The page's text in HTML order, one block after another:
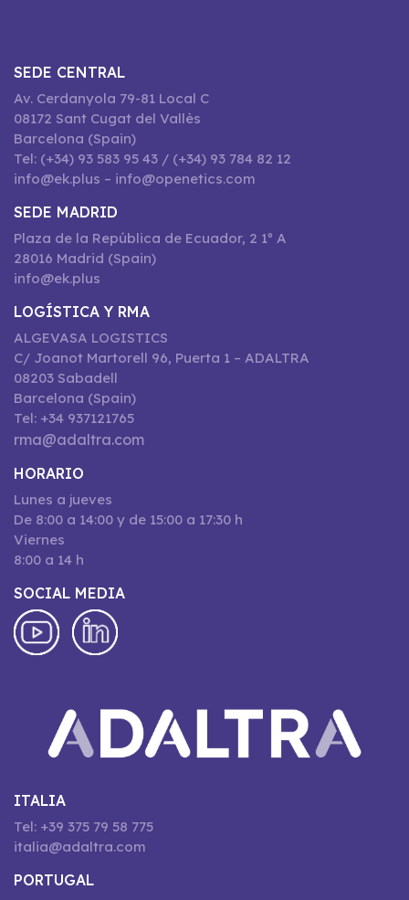
SEDE CENTRAL
Av. Cerdanyola 79-81 Local C
08172 Sant Cugat del Vallès
Barcelona (Spain)
Tel: (+34) 93 583 95 43 / (+34) 93 784 82 12
info@ek.plus – info@openetics.com
SEDE MADRID
Plaza de la República de Ecuador, 2 1º A
28016 Madrid (Spain)
info@ek.plus
LOGÍSTICA Y RMA
ALGEVASA LOGISTICS
C/ Joanot Martorell 96, Puerta 1 – ADALTRA
08203 Sabadell
Barcelona (Spain)
Tel: +34 937121765
rma@adaltra.com
HORARIO
Lunes a jueves
De 8:00 a 14:00 y de 15:00 a 17:30 h
Viernes
8:00 a 14 h
SOCIAL MEDIA
ITALIA
Tel: +39 375 79 58 775
italia@adaltra.com
PORTUGAL